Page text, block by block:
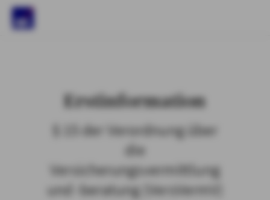
Erstinformation
§ 15 der Verordnung über
die
Versicherungsvermittlung
und -beratung (VersVermV)